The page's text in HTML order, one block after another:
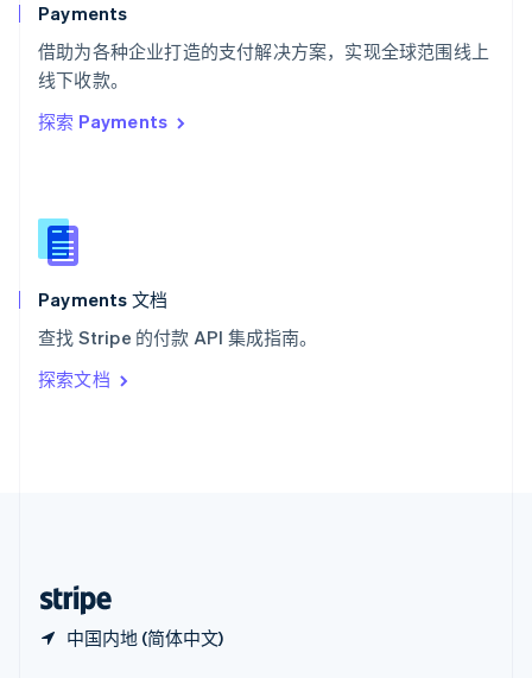
Payments
借助为各种企业打造的支付解决方案，实现全球范围线上
线下收款。
探索 Payments
Payments 文档
查找 Stripe 的付款 API 集成指南。
探索文档
中国内地 (简体中文)
泰国
ไทยEnglish
希腊
English
西班牙
新西兰
English
匈牙利
English
ItalianoEnglish
印度
English